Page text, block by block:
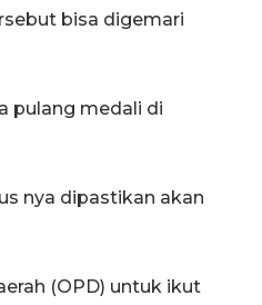
bisa digemari
pulang medali di
nya dipastikan akan
(OPD) untuk ikut